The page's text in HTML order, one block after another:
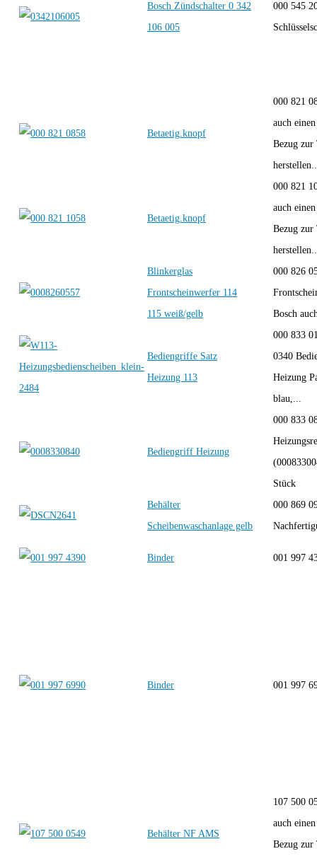
Bosch Zündschalter 0 342
106 005
000 545
Betaetig.knopf
000 821
auch
Bezug zur
Betaetig.knopf
000 821
auch
Bezug zur
Blinkerglas
Frontscheinwerfer 114
115 weiß/gelb
000 826
Bosch
Bediengriffe Satz
Heizung 113
000 833
0340
Heizung
blau,...
Bediengriff Heizung
000 833
Stück
Behälter
Scheibenwaschanlage gelb
000 869
Binder 001 997
Binder 001 997
Behälter NF AMS
107 500
auch
Bezug zur